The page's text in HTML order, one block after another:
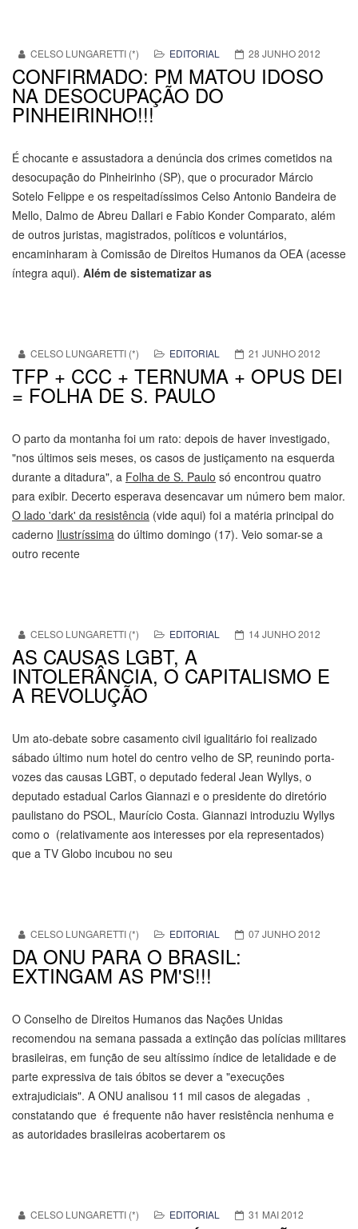
CELSO LUNGARETTI (*) EDITORIAL 28 JUNHO 2012
CONFIRMADO: PM MATOU IDOSO
NA DESOCUPAÇÃO DO
PINHEIRINHO!!!
É chocante e assustadora a denúncia dos crimes cometidos na
desocupação do Pinheirinho (SP), que o procurador Márcio
Sotelo Felippe e os respeitadíssimos Celso Antonio Bandeira de
Mello, Dalmo de Abreu Dallari e Fabio Konder Comparato, além
de outros juristas, magistrados, políticos e voluntários,
encaminharam à Comissão de Direitos Humanos da OEA (acesse
íntegra aqui). Além de sistematizar as
CELSO LUNGARETTI (*) EDITORIAL 21 JUNHO 2012
TFP + CCC + TERNUMA + OPUS DEI
= FOLHA DE S. PAULO
O parto da montanha foi um rato: depois de haver investigado,
"nos últimos seis meses, os casos de justiçamento na esquerda
durante a ditadura", a Folha de S. Paulo só encontrou quatro
para exibir. Decerto esperava desencavar um número bem maior.
O lado 'dark' da resistência (vide aqui) foi a matéria principal do
caderno Ilustríssima do último domingo (17). Veio somar-se a
outro recente
CELSO LUNGARETTI (*) EDITORIAL 14 JUNHO 2012
AS CAUSAS LGBT, A
INTOLERÂNCIA, O CAPITALISMO E
A REVOLUÇÃO
Um ato-debate sobre casamento civil igualitário foi realizado
sábado último num hotel do centro velho de SP, reunindo porta-
vozes das causas LGBT, o deputado federal Jean Wyllys, o
deputado estadual Carlos Giannazi e o presidente do diretório
paulistano do PSOL, Maurício Costa. Giannazi introduziu Wyllys
como o (relativamente aos interesses por ela representados)
que a TV Globo incubou no seu
CELSO LUNGARETTI (*) EDITORIAL 07 JUNHO 2012
DA ONU PARA O BRASIL:
EXTINGAM AS PM'S!!!
O Conselho de Direitos Humanos das Nações Unidas
recomendou na semana passada a extinção das polícias militares
brasileiras, em função de seu altíssimo índice de letalidade e de
parte expressiva de tais óbitos se dever a "execuções
extrajudiciais". A ONU analisou 11 mil casos de alegadas ,
constatando que é frequente não haver resistência nenhuma e
as autoridades brasileiras acobertarem os
CELSO LUNGARETTI (*) EDITORIAL 31 MAI 2012